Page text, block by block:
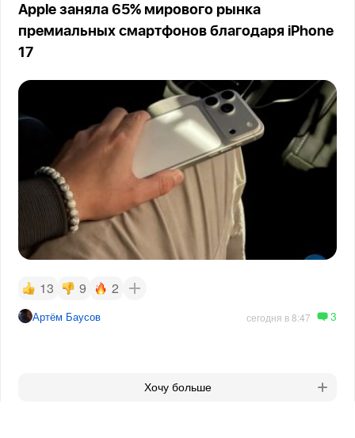
Apple заняла 65% мирового рынка
премиальных смартфонов благодаря iPhone
17
13 9 2
Артём Баусов сегодня в 8:47 3
Хочу больше